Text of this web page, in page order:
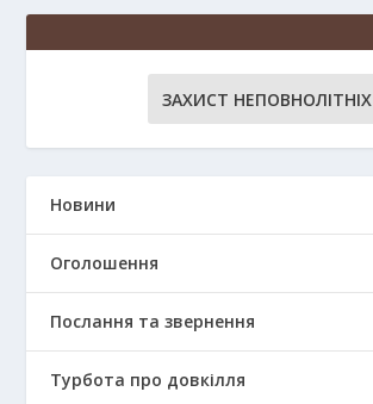
ЗАХИСТ НЕПОВНОЛІТНІХ
Новини
Оголошення
Послання та звернення
Турбота про довкілля